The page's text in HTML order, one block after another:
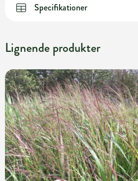
Specifikationer
Lignende produkter